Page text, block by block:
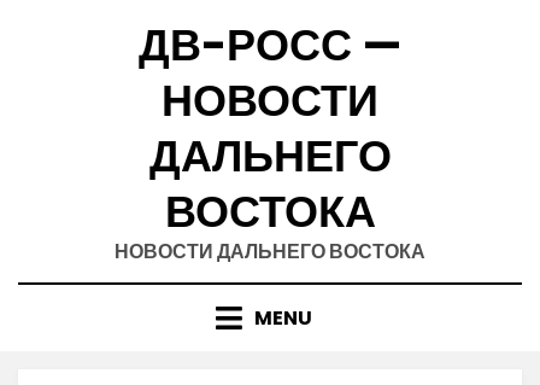
ДВ-РОСС —
НОВОСТИ
ДАЛЬНЕГО
ВОСТОКА
НОВОСТИ ДАЛЬНЕГО ВОСТОКА
MENU